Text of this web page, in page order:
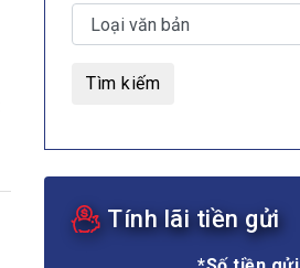
Tìm kiếm
Tính lãi tiền gửi